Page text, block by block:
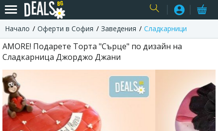
USER
Начало Оферти в София Заведения Сладкарници
AMORE! Подарете Торта "Сърце" по дизайн на
Сладкарница Джорджо Джани